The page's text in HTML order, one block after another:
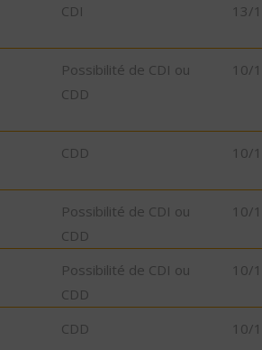
CDI 13/
Possibilité de CDI ou
CDD
10/
CDD 10/
Possibilité de CDI ou
CDD
10/
Possibilité de CDI ou
CDD
10/
CDD 10/